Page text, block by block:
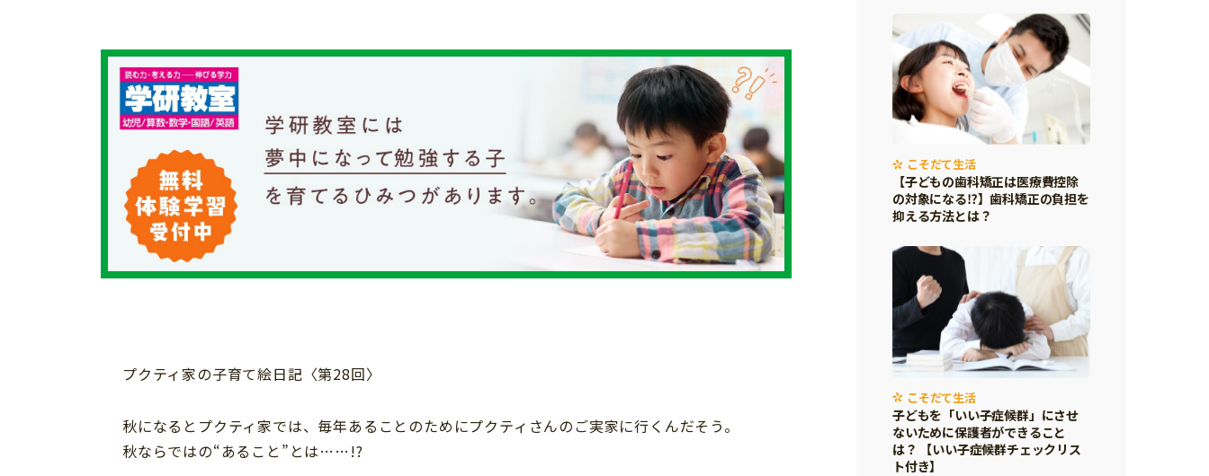
サイトのご利⽤にあたって
個⼈情報について
プクティ家の子育て絵日記〈第28回〉
秋になるとプクティ家では、毎年あることのためにプクティさんのご実家に行くんだそう。
秋ならではの“あること”とは……!?
こそだて生活
【子どもの歯科矯正は医療費控除
の対象になる⁉】歯科矯正の負担を
抑える方法とは？
こそだて生活
子どもを「いい子症候群」にさせ
ないために保護者ができること
は？ 【いい子症候群チェックリス
ト付き】